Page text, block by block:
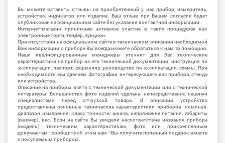
Вы можете оставить отзывы на приобретенный у нас прибор, измеритель,
устройство, индикатор или изделие. Ваш отзыв при Вашем согласии будет
опубликован на официальном сайте без указания контактной информации.
Интернет-магазин принимаем активное участие в таких процедурах как
электронные торги, тендер, аукцион.
При отсутствии на официальном сайте в техническом описании необходимой
Вам информации о приборе Вы всегда можете обратиться к нам за помощью.
Наши квалифицированные менеджеры уточнят для Вас технические
характеристики на прибор из его технической документации: инструкция по
эксплуатации, паспорт, формуляр, руководство по эксплуатации, схемы. При
необходимости мы сделаем фотографии интересующего вас прибора, стенда
или устройства.
Описание на приборы взято с технической документации или с технической
литературы. Большинство фото изделий сделаны непосредственно нашими
специалистами перед отгрузкой товара. В описании устройства
предоставлены основные технические характеристики приборов: номинал,
диапазон измерения, класс точности, шкала, напряжение питания, габариты
(размер), вес. Если на сайте Вы увидели несоответствие названия прибора
(модель) техническим характеристикам, фото или прикрепленным
документам - сообщите об этом нам - Вы получите полезный подарок вместе
с покупаемым прибором.